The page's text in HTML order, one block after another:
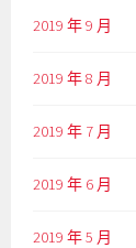
2019 年 9 月
2019 年 8 月
2019 年 7 月
2019 年 6 月
2019 年 5 月